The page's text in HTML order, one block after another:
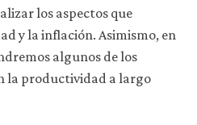
los aspectos que
y la inflación. Asimismo, en
algunos de los
la productividad a largo